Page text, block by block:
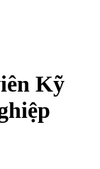
Kỹ